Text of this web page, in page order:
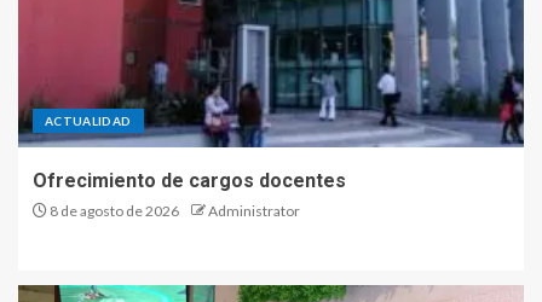
ACTUALIDAD
Ofrecimiento de cargos docentes
8 de agosto de 2026 Administrator